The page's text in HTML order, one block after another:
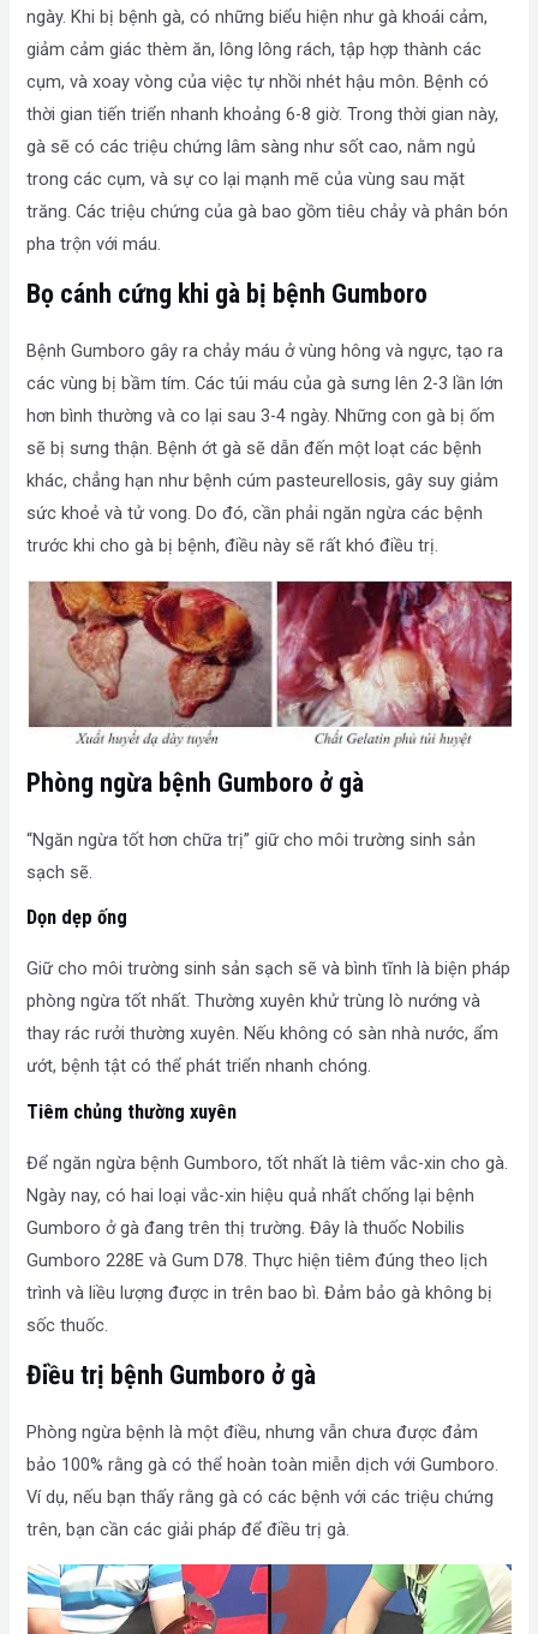
ngày. Khi bị bệnh gà, có những biểu hiện như gà khoái cảm,
giảm cảm giác thèm ăn, lông lông rách, tập hợp thành các
cụm, và xoay vòng của việc tự nhồi nhét hậu môn. Bệnh có
thời gian tiến triển nhanh khoảng 6-8 giờ. Trong thời gian này,
gà sẽ có các triệu chứng lâm sàng như sốt cao, nằm ngủ
trong các cụm, và sự co lại mạnh mẽ của vùng sau mặt
trăng. Các triệu chứng của gà bao gồm tiêu chảy và phân bón
pha trộn với máu.
Bọ cánh cứng khi gà bị bệnh Gumboro
Bệnh Gumboro gây ra chảy máu ở vùng hông và ngực, tạo ra
các vùng bị bầm tím. Các túi máu của gà sưng lên 2-3 lần lớn
hơn bình thường và co lại sau 3-4 ngày. Những con gà bị ốm
sẽ bị sưng thận. Bệnh ớt gà sẽ dẫn đến một loạt các bệnh
khác, chẳng hạn như bệnh cúm pasteurellosis, gây suy giảm
sức khoẻ và tử vong. Do đó, cần phải ngăn ngừa các bệnh
trước khi cho gà bị bệnh, điều này sẽ rất khó điều trị.
Phòng ngừa bệnh Gumboro ở gà
“Ngăn ngừa tốt hơn chữa trị” giữ cho môi trường sinh sản
sạch sẽ.
Dọn dẹp ống
Giữ cho môi trường sinh sản sạch sẽ và bình tĩnh là biện pháp
phòng ngừa tốt nhất. Thường xuyên khử trùng lò nướng và
thay rác rưởi thường xuyên. Nếu không có sàn nhà nước, ẩm
ướt, bệnh tật có thể phát triển nhanh chóng.
Tiêm chủng thường xuyên
Để ngăn ngừa bệnh Gumboro, tốt nhất là tiêm vắc-xin cho gà.
Ngày nay, có hai loại vắc-xin hiệu quả nhất chống lại bệnh
Gumboro ở gà đang trên thị trường. Đây là thuốc Nobilis
Gumboro 228E và Gum D78. Thực hiện tiêm đúng theo lịch
trình và liều lượng được in trên bao bì. Đảm bảo gà không bị
sốc thuốc.
Điều trị bệnh Gumboro ở gà
Phòng ngừa bệnh là một điều, nhưng vẫn chưa được đảm
bảo 100% rằng gà có thể hoàn toàn miễn dịch với Gumboro.
Ví dụ, nếu bạn thấy rằng gà có các bệnh với các triệu chứng
trên, bạn cần các giải pháp để điều trị gà.